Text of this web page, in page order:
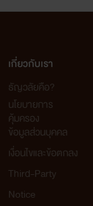
เกี่ยวกับเรา
ธัญวลัยคือ?
นโยบายการ
คุ้มครอง
ข้อมูลส่วนบุคคล
เงื่อนไขและข้อตกลง
Third-Party
Notice